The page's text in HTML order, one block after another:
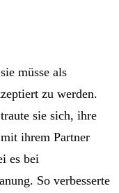
müsse als
zu werden.
sie sich, ihre
ihrem Partner
es bei
So verbesserte